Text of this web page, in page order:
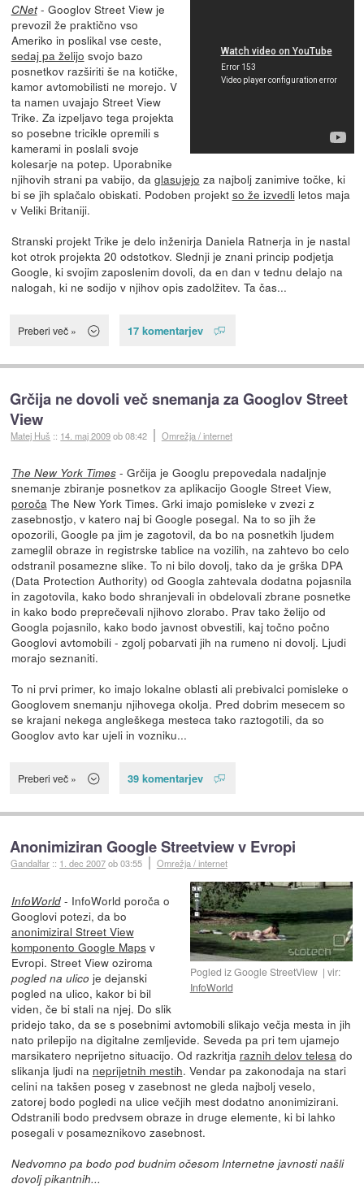
CNet- Googlov Street View je
prevozil že praktično vso
Ameriko in poslikal vse ceste,
sedaj pa želijo svojo bazo
posnetkov razširiti še na kotičke,
kamor avtomobilisti ne morejo. V
ta namen uvajajo Street View
Trike. Za izpeljavo tega projekta
so posebne tricikle opremili s
kamerami in poslali svoje
kolesarje na potep. Uporabnike
njihovih strani pa vabijo, da glasujejo za najbolj zanimive točke, ki
bi se jih splačalo obiskati. Podoben projekt so že izvedliletos maja
v Veliki Britaniji.
Stranski projekt Trike je delo inženirja Daniela Ratnerja in je nastal
kot otrok projekta 20 odstotkov. Slednji je znani princip podjetja
Google, ki svojim zaposlenim dovoli, da en dan v tednu delajo na
nalogah, ki ne sodijo v njihov opis zadolžitev. Ta čas...
Preberi več » 17 komentarjev
Grčija ne dovoli več snemanja za Googlov Street
View
Matej Huš :: 14. maj 2009ob 08:42 Omrežja / internet
The New York Times- Grčija je Googlu prepovedala nadaljnje
snemanje zbiranje posnetkov za aplikacijo Google Street View,
poročaThe New York Times. Grki imajo pomisleke v zvezi z
zasebnostjo, v katero naj bi Google posegal. Na to so jih že
opozorili, Google pa jim je zagotovil, da bo na posnetkih ljudem
zameglil obraze in registrske tablice na vozilih, na zahtevo bo celo
odstranil posamezne slike. To ni bilo dovolj, tako da je grška DPA
(Data Protection Authority) od Googla zahtevala dodatna pojasnila
in zagotovila, kako bodo shranjevali in obdelovali zbrane posnetke
in kako bodo preprečevali njihovo zlorabo. Prav tako želijo od
Googla pojasnilo, kako bodo javnost obvestili, kaj točno počno
Googlovi avtomobili - zgolj pobarvati jih na rumeno ni dovolj. Ljudi
morajo seznaniti.
To ni prvi primer, ko imajo lokalne oblasti ali prebivalci pomisleke o
Googlovem snemanju njihovega okolja. Pred dobrim mesecem so
se krajani nekega angleškega mesteca tako raztogotili, da so
Googlov avto kar ujeli in vozniku...
Preberi več » 39 komentarjev
Anonimiziran Google Streetview v Evropi
Gandalfar :: 1. dec 2007ob 03:55 Omrežja / internet
Pogled iz Google StreetView
vir:
InfoWorld
InfoWorld- InfoWorld poroča o
Googlovi potezi, da bo
anonimiziral Street View
komponento Google Mapsv
Evropi. Street View oziroma
pogled na ulico je dejanski
pogled na ulico, kakor bi bil
viden, če bi stali na njej. Do slik
pridejo tako, da se s posebnimi avtomobili slikajo večja mesta in jih
nato prilepijo na digitalne zemljevide. Seveda pa pri tem ujamejo
marsikatero neprijetno situacijo. Od razkritja raznih delov telesa do
slikanja ljudi na neprijetnih mestih. Vendar pa zakonodaja na stari
celini na takšen poseg v zasebnost ne gleda najbolj veselo,
zatorej bodo pogledi na ulice večjih mest dodatno anonimizirani.
Odstranili bodo predvsem obraze in druge elemente, ki bi lahko
posegali v posameznikovo zasebnost.
Nedvomno pa bodo pod budnim očesom Internetne javnosti našli
dovolj pikantnih...